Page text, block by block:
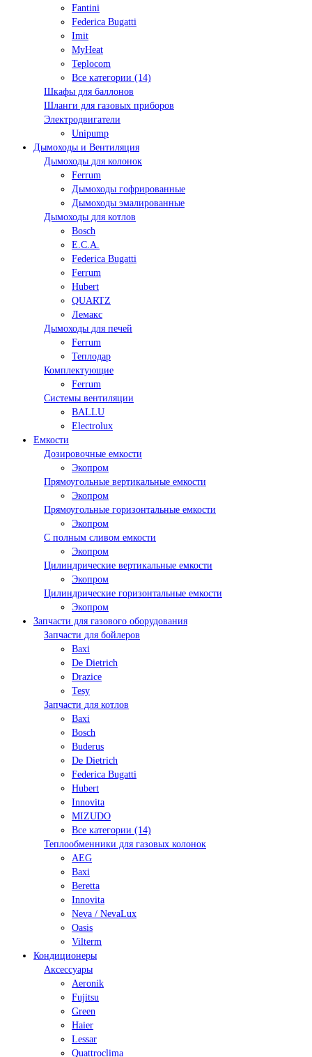
Fantini
Federica Bugatti
Imit
MyHeat
Teplocom
Все категории (14)
Шкафы для баллонов
Шланги для газовых приборов
Электродвигатели
Unipump
Дымоходы и Вентиляция
Дымоходы для колонок
Ferrum
Дымоходы гофрированные
Дымоходы эмалированные
Дымоходы для котлов
Bosch
E.C.A.
Federica Bugatti
Ferrum
Hubert
QUARTZ
Лемакс
Дымоходы для печей
Ferrum
Теплодар
Комплектующие
Ferrum
Системы вентиляции
BALLU
Electrolux
Емкости
Дозировочные емкости
Экопром
Прямоугольные вертикальные емкости
Экопром
Прямоугольные горизонтальные емкости
Экопром
С полным сливом емкости
Экопром
Цилиндрические вертикальные емкости
Экопром
Цилиндрические горизонтальные емкости
Экопром
Запчасти для газового оборудования
Запчасти для бойлеров
Baxi
De Dietrich
Drazice
Tesy
Запчасти для котлов
Baxi
Bosch
Buderus
De Dietrich
Federica Bugatti
Hubert
Innovita
MIZUDO
Все категории (14)
Теплообменники для газовых колонок
AEG
Baxi
Beretta
Innovita
Neva / NevaLux
Oasis
Vilterm
Кондиционеры
Аксессуары
Aeronik
Fujitsu
Green
Haier
Lessar
Quattroclima